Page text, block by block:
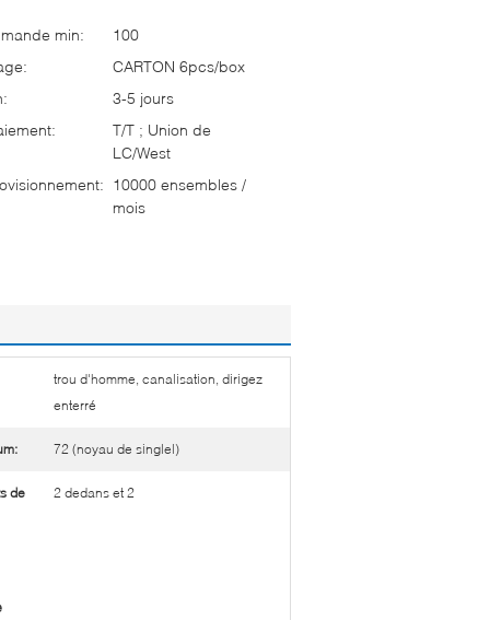
min:
100
CARTON 6pcs/box
3-5 jours
T/T ; Union de
LC/West
10000 ensembles /
mois
trou d'homme, canalisation, dirigez
enterré
72 (noyau de singlel)
de 2 dedans et 2